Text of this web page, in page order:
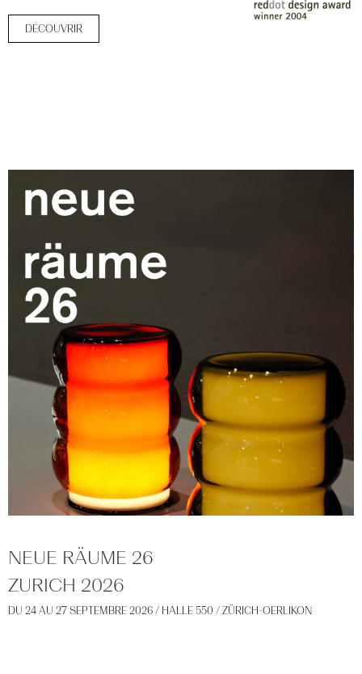
DÉCOUVRIR
NEUE RÄUME 26
ZURICH 2026
DU 24 AU 27 SEPTEMBRE 2026 / HALLE 550 / ZÜRICH-OERLIKON